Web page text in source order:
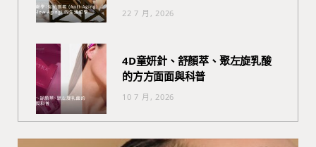
22 7 月, 2026
4D童妍針、舒顏萃、聚左旋乳酸
的方方面面與科普
10 7 月, 2026